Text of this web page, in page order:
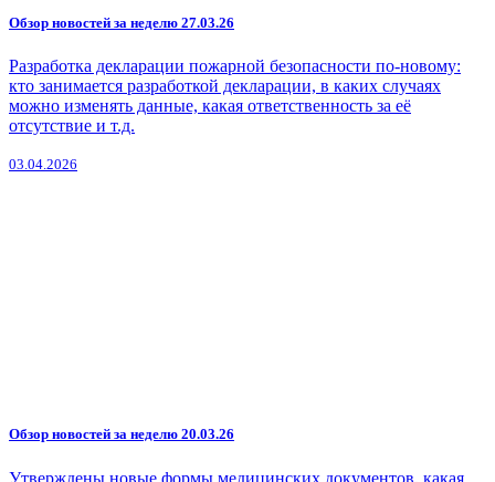
Обзор новостей за неделю 27.03.26
Разработка декларации пожарной безопасности по-новому:
кто занимается разработкой декларации, в каких случаях
можно изменять данные, какая ответственность за её
отсутствие и т.д.
03.04.2026
Обзор новостей за неделю 20.03.26
Утверждены новые формы медицинских документов, какая